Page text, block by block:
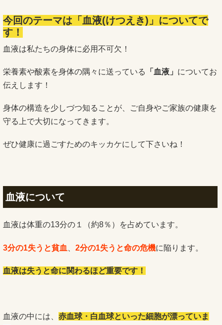
今回のテーマは「血液(けつえき)」についてで
す！
血液は私たちの身体に必用不可欠！
栄養素や酸素を身体の隅々に送っている 「血液」 についてお
伝えします！
身体の構造を少しづつ知ることが、ご自身やご家族の健康を
守る上で大切になってきます。
ぜひ健康に過ごすためのキッカケにして下さいね！
血液について
血液は体重の13分の１（約8％）を占めています。
3分の1失うと貧血 2分の1失うと命の危機に陥ります。
血液は失うと命に関わるほど重要です！
血液の中には、 赤血球・白血球といった細胞が漂っていま